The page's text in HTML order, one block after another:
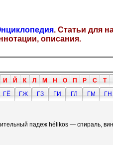
. Статьи для
описания.
И Й К Л М Н О П Р С Т
ГЁ ГЖ ГЗ ГИ ГЛ ГМ
ГН
падеж hélikos — спираль,